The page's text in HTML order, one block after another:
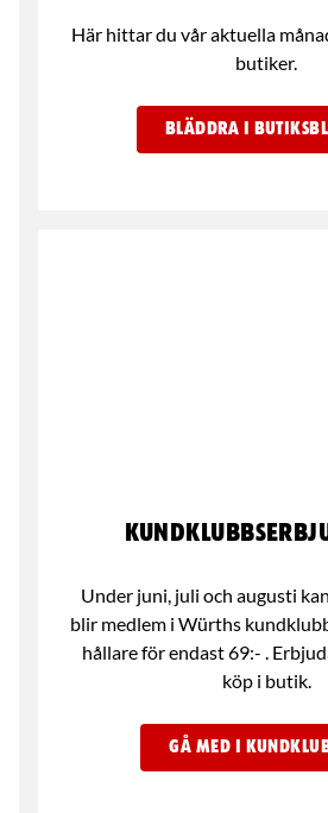
Här hittar du vår aktuella
butiker.
BLÄDDRA I
Under juni, juli och augusti
blir medlem i Würths
hållare för endast 69:- .
köp i butik.
GÅ MED I